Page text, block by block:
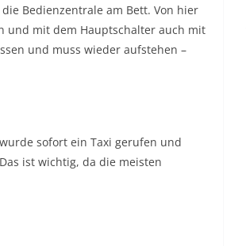
Bedienzentrale am Bett. Von hier
und mit dem Hauptschalter auch mit
und muss wieder aufstehen –
sofort ein Taxi gerufen und
ist wichtig, da die meisten